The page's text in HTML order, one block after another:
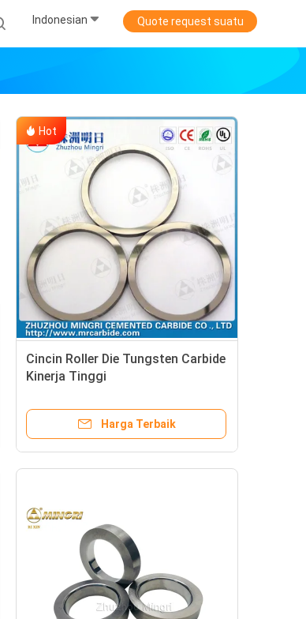
Indonesian Quote request suatu
Hot
Cincin Roller Die Tungsten Carbide
Kinerja Tinggi
Harga Terbaik